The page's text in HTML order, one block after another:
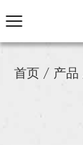
首页 / 产品